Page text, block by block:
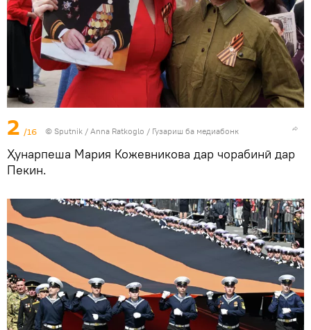
2 /16 © Sputnik / Anna Ratkoglo / Гузариш ба медиабонк
Ҳунарпеша Мария Кожевникова дар чорабинӣ дар
Пекин.